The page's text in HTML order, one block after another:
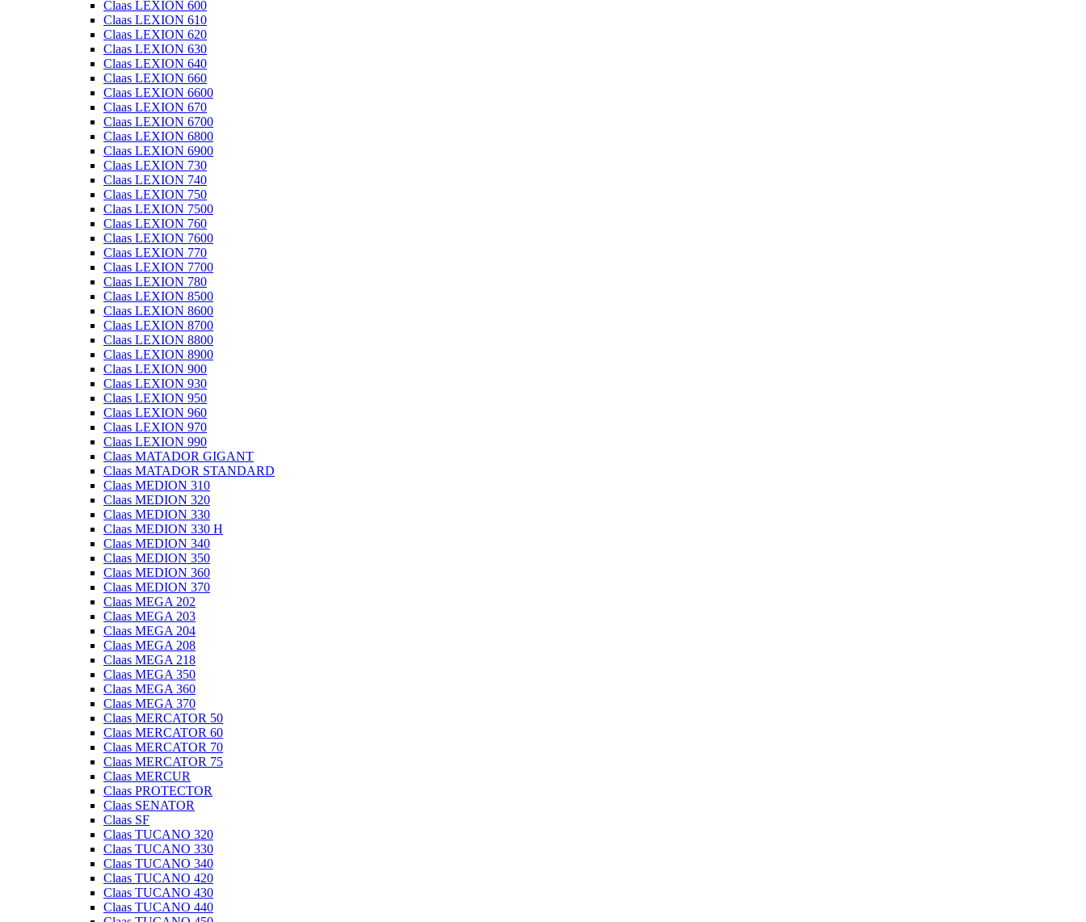
Claas LEXION 600
Claas LEXION 610
Claas LEXION 620
Claas LEXION 630
Claas LEXION 640
Claas LEXION 660
Claas LEXION 6600
Claas LEXION 670
Claas LEXION 6700
Claas LEXION 6800
Claas LEXION 6900
Claas LEXION 730
Claas LEXION 740
Claas LEXION 750
Claas LEXION 7500
Claas LEXION 760
Claas LEXION 7600
Claas LEXION 770
Claas LEXION 7700
Claas LEXION 780
Claas LEXION 8500
Claas LEXION 8600
Claas LEXION 8700
Claas LEXION 8800
Claas LEXION 8900
Claas LEXION 900
Claas LEXION 930
Claas LEXION 950
Claas LEXION 960
Claas LEXION 970
Claas LEXION 990
Claas MATADOR GIGANT
Claas MATADOR STANDARD
Claas MEDION 310
Claas MEDION 320
Claas MEDION 330
Claas MEDION 330 H
Claas MEDION 340
Claas MEDION 350
Claas MEDION 360
Claas MEDION 370
Claas MEGA 202
Claas MEGA 203
Claas MEGA 204
Claas MEGA 208
Claas MEGA 218
Claas MEGA 350
Claas MEGA 360
Claas MEGA 370
Claas MERCATOR 50
Claas MERCATOR 60
Claas MERCATOR 70
Claas MERCATOR 75
Claas MERCUR
Claas PROTECTOR
Claas SENATOR
Claas SF
Claas TUCANO 320
Claas TUCANO 330
Claas TUCANO 340
Claas TUCANO 420
Claas TUCANO 430
Claas TUCANO 440